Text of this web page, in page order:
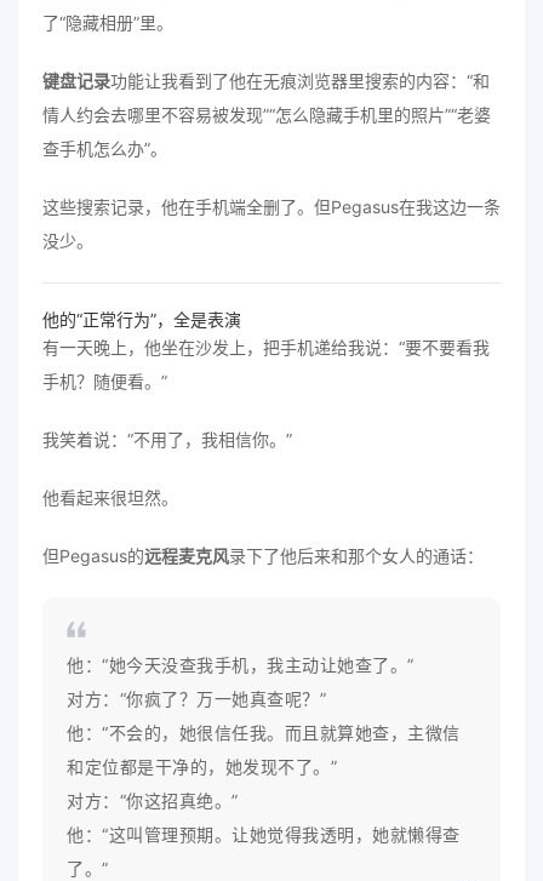
了“隐藏相册”里。
键盘记录功能让我看到了他在无痕浏览器里搜索的内容：“和
情人约会去哪里不容易被发现”“怎么隐藏手机里的照片”“老婆
查手机怎么办”。
这些搜索记录，他在手机端全删了。但Pegasus在我这边一条
没少。
他的“正常行为”，全是表演
有一天晚上，他坐在沙发上，把手机递给我说：“要不要看我
手机？随便看。”
我笑着说：“不用了，我相信你。”
他看起来很坦然。
但Pegasus的远程麦克风录下了他后来和那个女人的通话：
他：“她今天没查我手机，我主动让她查了。”
对方：“你疯了？万一她真查呢？”
他：“不会的，她很信任我。而且就算她查，主微信
和定位都是干净的，她发现不了。”
对方：“你这招真绝。”
他：“这叫管理预期。让她觉得我透明，她就懒得查
了。”